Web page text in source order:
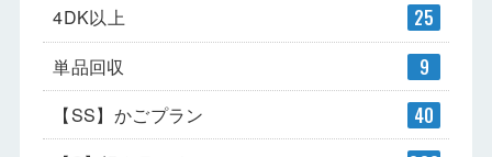
4DK以上 25
単品回収 9
【SS】かごプラン 40